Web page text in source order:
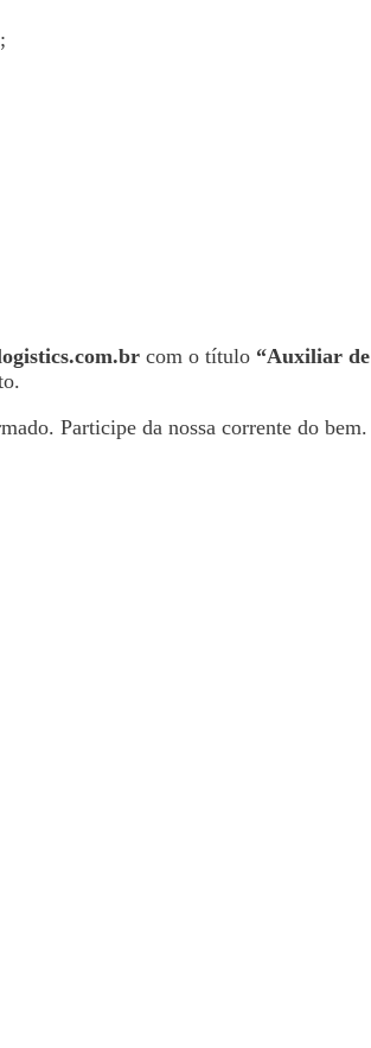
com o título “Auxiliar de
Participe da nossa corrente do bem.